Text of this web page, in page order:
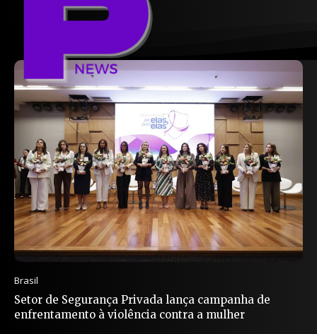
Brasil
Setor de Segurança Privada lança campanha de
enfrentamento à violência contra a mulher